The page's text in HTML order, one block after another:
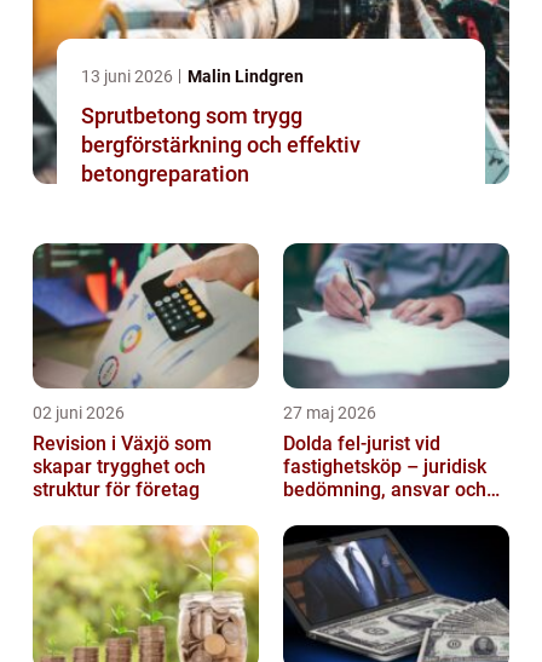
13 juni 2026 Malin Lindgren
Sprutbetong som trygg
bergförstärkning och effektiv
betongreparation
02 juni 2026
Revision i Växjö som
skapar trygghet och
struktur för företag
27 maj 2026
Dolda fel-jurist vid
fastighetsköp – juridisk
bedömning, ansvar och
tvister...